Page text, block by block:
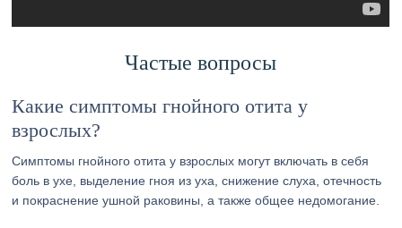
Частые вопросы
Какие симптомы гнойного отита у
взрослых?
Симптомы гнойного отита у взрослых могут включать в себя
боль в ухе, выделение гноя из уха, снижение слуха, отечность
и покраснение ушной раковины, а также общее недомогание.